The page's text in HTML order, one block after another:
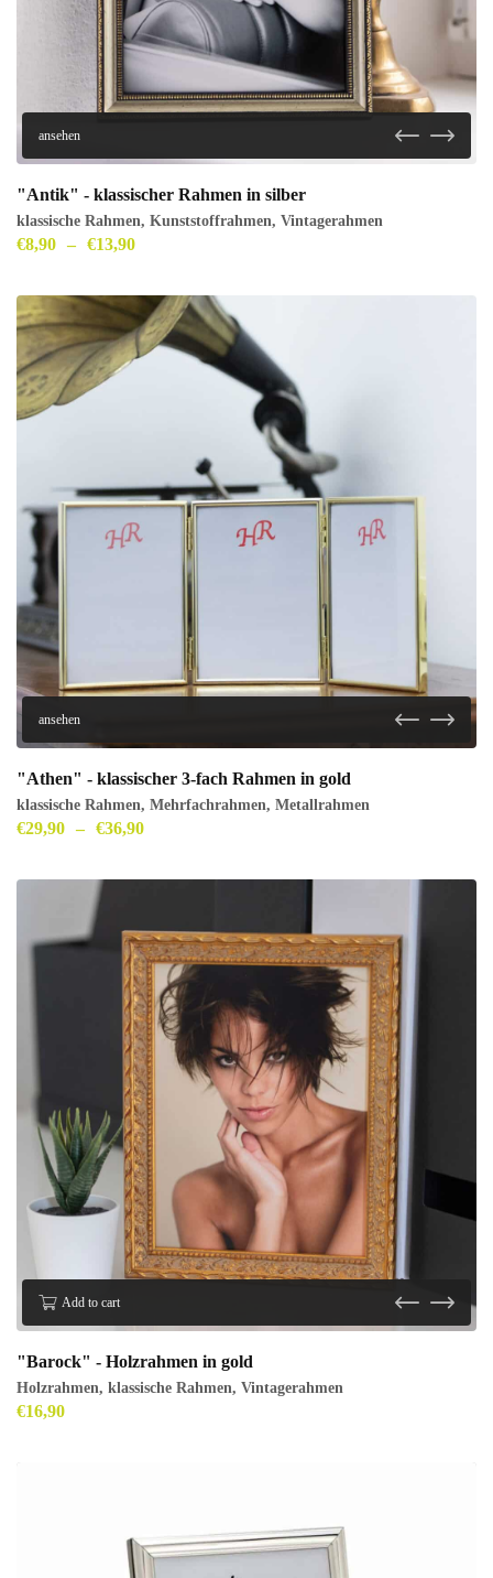
ansehen
"Antik" - klassischer Rahmen in silber
klassische Rahmen, Kunststoffrahmen, Vintagerahmen
€8,90 – €13,90
ansehen
"Athen" - klassischer 3-fach Rahmen in gold
klassische Rahmen, Mehrfachrahmen, Metallrahmen
€29,90 – €36,90
Add to cart
"Barock" - Holzrahmen in gold
Holzrahmen, klassische Rahmen, Vintagerahmen
€16,90